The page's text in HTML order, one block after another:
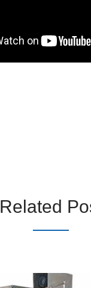
Related